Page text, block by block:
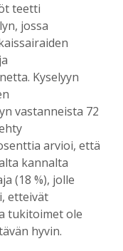
teetti
jossa
Kyselyyn
vastanneista 72
arvioi, että
kannalta
(18 %), jolle
etteivät
tukitoimet ole
hyvin.